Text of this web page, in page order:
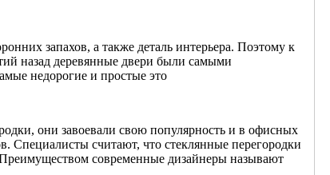
запахов, а также деталь интерьера. Поэтому к
назад деревянные двери были самыми
недорогие и простые это
они завоевали свою популярность и в офисных
считают, что стеклянные перегородки
современные дизайнеры называют